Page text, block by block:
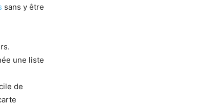
sans y être
une liste
de